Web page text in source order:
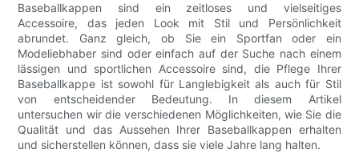
Baseballkappen sind ein zeitloses und vielseitiges
Accessoire, das jeden Look mit Stil und Persönlichkeit
abrundet. Ganz gleich, ob Sie ein Sportfan oder ein
Modeliebhaber sind oder einfach auf der Suche nach einem
lässigen und sportlichen Accessoire sind, die Pflege Ihrer
Baseballkappe ist sowohl für Langlebigkeit als auch für Stil
von entscheidender Bedeutung. In diesem Artikel
untersuchen wir die verschiedenen Möglichkeiten, wie Sie die
Qualität und das Aussehen Ihrer Baseballkappen erhalten
und sicherstellen können, dass sie viele Jahre lang halten.